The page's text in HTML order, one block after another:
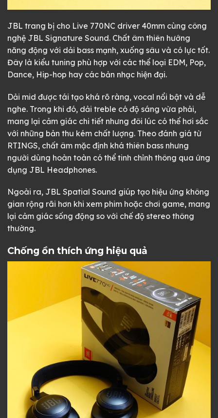
JBL trang bị cho Live 770NC driver 40mm cùng công
nghệ JBL Signature Sound. Chất âm thiên hướng
năng động với dải bass mạnh, xuống sâu và có lực tốt.
Đây là kiểu tuning phù hợp với các thể loại EDM, Pop,
Dance, Hip-hop hay các bản nhạc hiện đại.
Dải mid được tái tạo khá rõ ràng, vocal nổi bật và dễ
nghe. Trong khi đó, dải treble có độ sáng vừa phải,
mang lại cảm giác chi tiết nhưng đôi lúc có thể hơi sắc
với những bản thu kém chất lượng. Theo đánh giá từ
RTINGS, chất âm mặc định khá thiên bass nhưng
người dùng hoàn toàn có thể tinh chỉnh thông qua ứng
dụng JBL Headphones.
Ngoài ra, JBL Spatial Sound giúp tạo hiệu ứng không
gian rộng rãi hơn khi xem phim hoặc chơi game, mang
lại cảm giác sống động so với chế độ stereo thông
thường.
Chống ồn thích ứng hiệu quả